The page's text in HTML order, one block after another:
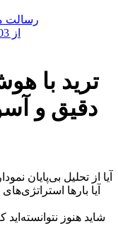
رسالت
از 2003
ترید با
دقیق و
آیا از تحلیل بی‌پایان
آیا بارها
شاید هنوز نتوانسته‌اید